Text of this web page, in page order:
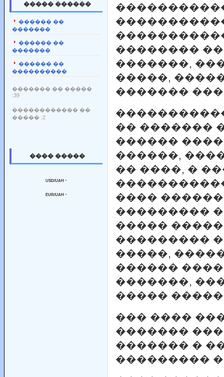
����� ������
������ ��
�������
������ ��
�������
������ ��
����������
������� �� �����
:39
������������ ��
����� :2
���� �����
USD/UAH -
EUR/UAH -
��������
�������,
�����,
�������
�� �������
������
������,
�� ����, �
����
���������
�����
���������
�����,
������
�������,
�����
��� ����
�������
������� �
���������